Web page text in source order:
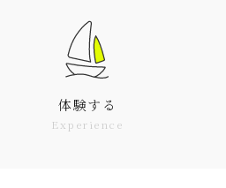
体験する
Experience